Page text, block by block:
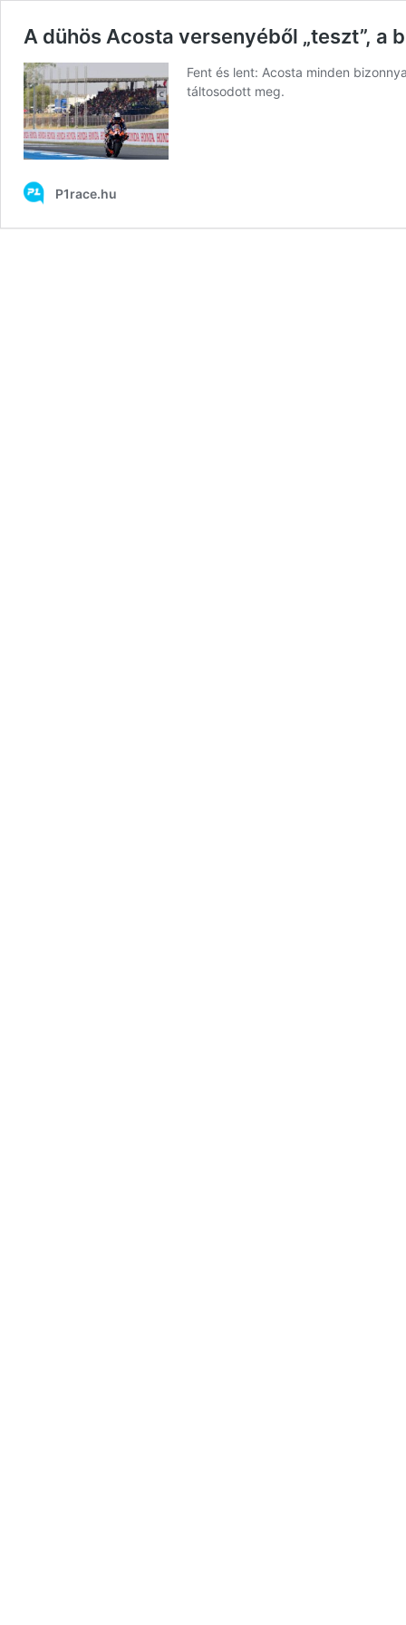
A dühös Acosta versenyéből „teszt”, a
Fent és lent: Acosta minden
táltosodott meg.
P1race.hu